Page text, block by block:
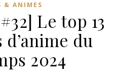
& ANIMES
Le top 13
du
2024